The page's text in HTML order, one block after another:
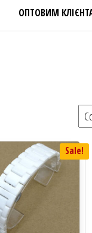
ОПТОВИМ
Sale!